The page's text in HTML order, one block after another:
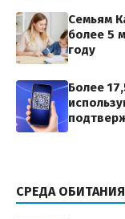
Семьям
более 5
году
Более
СРЕДА ОБИТАНИЯ